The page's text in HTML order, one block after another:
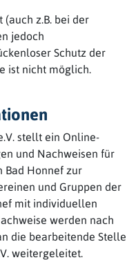
z.B. bei der
jedoch
Schutz der
ist nicht möglich.
stellt ein Online-
und Nachweisen für
Bad Honnef zur
und Gruppen der
mit individuellen
werden nach
die bearbeitende Stelle
weitergeleitet.